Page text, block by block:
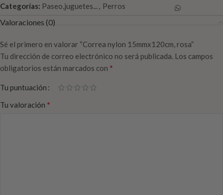
Categorías: Paseo,juguetes... , Perros
Valoraciones (0)
Sé el primero en valorar “Correa nylon 15mmx120cm, rosa”
Tu dirección de correo electrónico no será publicada. Los campos
obligatorios están marcados con *
Tu puntuación
Tu valoración *